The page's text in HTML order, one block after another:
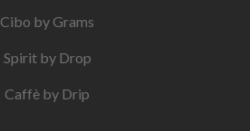
Cibo by Grams
Spirit by Drop
Caffè by Drip